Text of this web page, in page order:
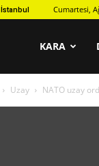
İstanbul Cumartesi,
KARA
Uzay NATO uzay